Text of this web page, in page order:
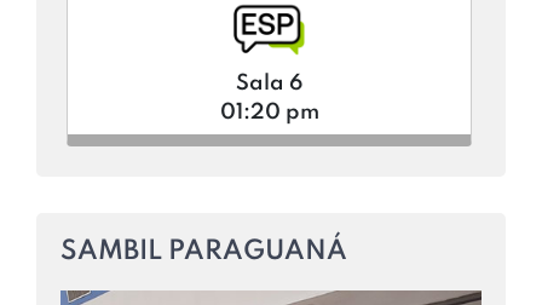
Sala 6
01:20 pm
SAMBIL PARAGUANÁ